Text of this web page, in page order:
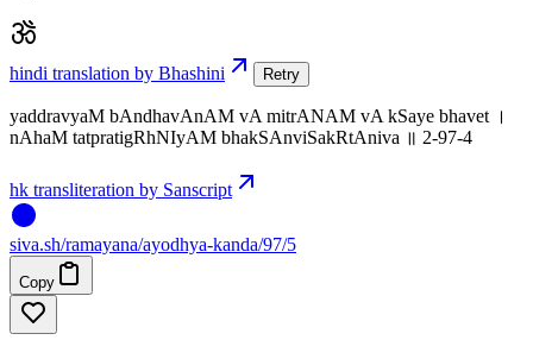
hindi translation by Bhashini Retry
yaddravyaM bAndhavAnAM vA mitrANAM vA kSaye bhavet ।
nAhaM tatpratigRhNIyAM bhakSAnviSakRtAniva ॥ 2-97-4
hk transliteration by Sanscript
siva.sh/ramayana/ayodhya-kanda/97/5
Copy